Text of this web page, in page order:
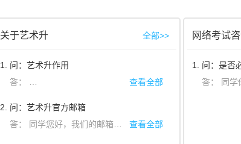
关于艺术升 全部>>
1. 问：艺术升作用
同学您好，您可以随时随地通过艺术升 App进行报名缴
查看全部
2. 问：艺术升官方邮箱
答：
同学您好，我们的邮箱是：artstudent@yixianinfo.com。如果您有什么建议或者反馈您可以发送邮件到官方邮箱。感谢您的宝贵提议。 查看全部
网络考试
1. 问：是否
答： 同学你好，参加模拟考试是为了测